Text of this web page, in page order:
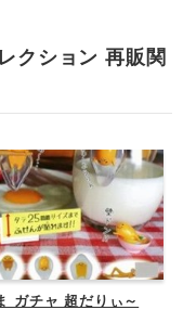
クション 再販関
ガチャ 超だりぃ～